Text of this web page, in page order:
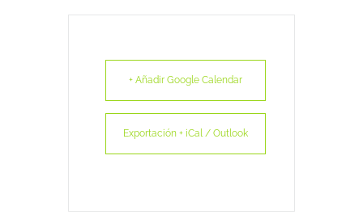
+ Añadir Google Calendar
Exportación + iCal / Outlook